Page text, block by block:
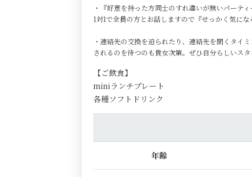
・『好意を持った方同士のすれ違いが無いパーティ
1対1で全員の方とお話しますので『せっかく気に
・連絡先の交換を迫られたり、連絡先を聞くタイ
されるのを待つのも貴女次第。ぜひ自分らしいス
【ご飲食】
miniランチプレート
各種ソフトドリンク
年齢